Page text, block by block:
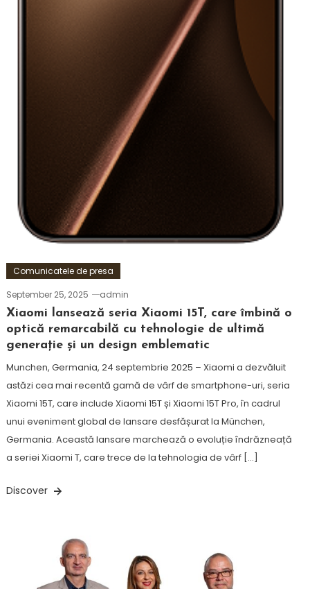
Comunicatele de presa
September 25, 2025
admin
Xiaomi lansează seria Xiaomi 15T, care îmbină o
optică remarcabilă cu tehnologie de ultimă
generație și un design emblematic
Munchen, Germania, 24 septembrie 2025 – Xiaomi a dezvăluit
astăzi cea mai recentă gamă de vârf de smartphone-uri, seria
Xiaomi 15T, care include Xiaomi 15T și Xiaomi 15T Pro, în cadrul
unui eveniment global de lansare desfășurat la München,
Germania. Această lansare marchează o evoluție îndrăzneață
a seriei Xiaomi T, care trece de la tehnologia de vârf […]
Discover